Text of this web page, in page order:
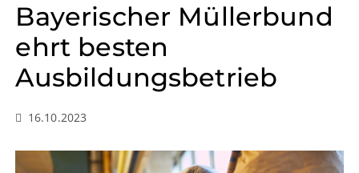
Bayerischer Müllerbund
ehrt besten
Ausbildungsbetrieb
16.10.2023